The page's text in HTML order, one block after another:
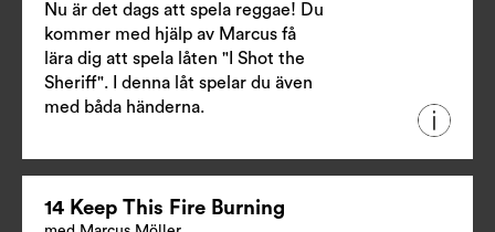
Nu är det dags att spela reggae! Du
kommer med hjälp av Marcus få
lära dig att spela låten "I Shot the
Sheriff". I denna låt spelar du även
med båda händerna.
14 Keep This Fire Burning